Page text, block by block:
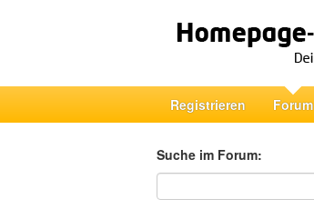
Registrieren Forum
Suche im Forum:
Suche im Forum